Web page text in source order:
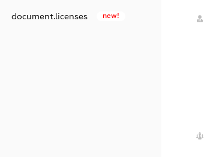
document.licenses new!